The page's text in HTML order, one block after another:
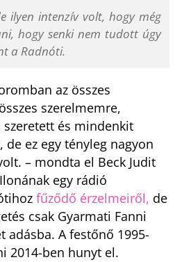
ilyen intenzív volt, hogy még
hogy senki nem tudott úgy
a Radnóti.
az összes
szerelmemre,
és mindenkit
de ez egy tényleg nagyon
– mondta el Beck Judit
egy rádió
fűződő érzelmeiről, de
csak Gyarmati Fanni
adásba. A festőnő 1995-
2014-ben hunyt el.